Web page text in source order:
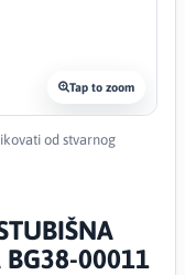
Tap to zoom
od stvarnog
00011